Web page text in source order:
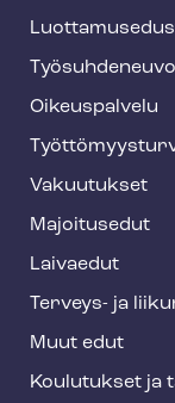
f
o
o
t
e
Oikeuspalvelu
Vakuutukset
Majoitusedut
Laivaedut
Terveys- ja
Muut edut
Koulutukset ja